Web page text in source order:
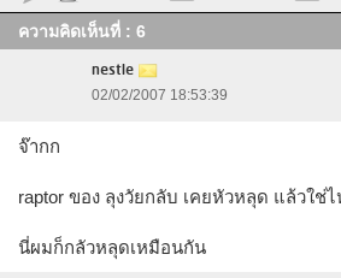
ความคิดเห็นที่ : 6
nestle
02/02/2007 18:53:39
จ๊ากก
raptor ของ ลุงวัยกลับ เคยหัวหลุด แล้วใช่
นี่ผมก็กลัวหลุดเหมือนกัน